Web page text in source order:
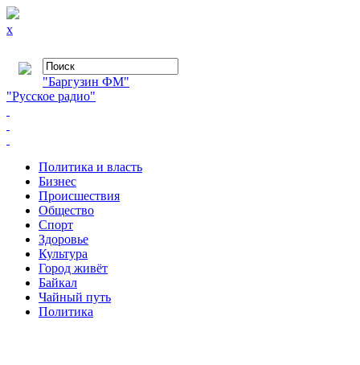
x
"Баргузин ФМ"
"Русское радио"
Политика и власть
Бизнес
Происшествия
Общество
Cпорт
Здоровье
Культура
Город живёт
Байкал
Чайный путь
Политика